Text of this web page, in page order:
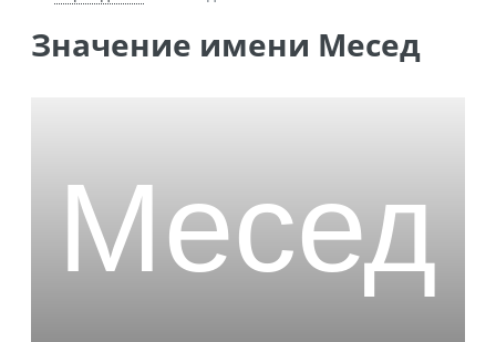
Значение имени Месед